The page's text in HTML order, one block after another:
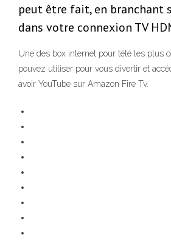
peut être fait, en branchant
dans votre connexion TV
Une des box internet pour télé les plus
pouvez utiliser pour vous divertir et
avoir YouTube sur Amazon Fire Tv.